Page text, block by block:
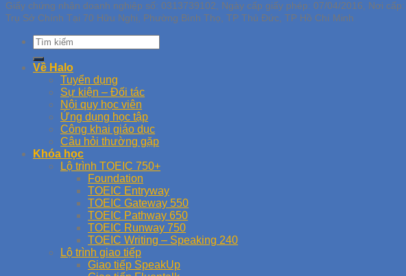
Giấy chứng nhận doanh nghiệp số: 0313739102, Ngày cấp giấy phép: 07/04/2016, Nơi cấp:
Trụ Sở Chính Tại 70 Hữu Nghị, Phường Bình Thọ, TP Thủ Đức, TP Hồ Chí Minh
Về Halo
Tuyển dụng
Sự kiện – Đối tác
Nội quy học viên
Ứng dụng học tập
Công khai giáo dục
Câu hỏi thường gặp
Khóa học
Lộ trình TOEIC 750+
Foundation
TOEIC Entryway
TOEIC Gateway 550
TOEIC Pathway 650
TOEIC Runway 750
TOEIC Writing – Speaking 240
Lộ trình giao tiếp
Giao tiếp SpeakUp